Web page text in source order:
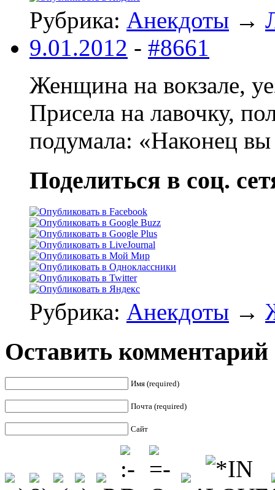
Рубрика: Анекдоты →
9.01.2012 - #8661
Женщина на вокзале,
Присела на лавочку,
подумала: «Наконец вы
Поделиться в соц.
Рубрика: Анекдоты →
Оставить комментарий
Имя (required)
Почта (required)
Сайт